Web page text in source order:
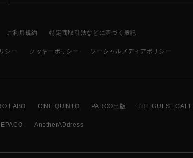
ご利用規約 特定商取引法などに基づく表記
シー クッキーポリシー ソーシャルメディアポリシー
LABO CINE QUINTO PARCO出版 THE GUEST CAFE
AnotherADdress